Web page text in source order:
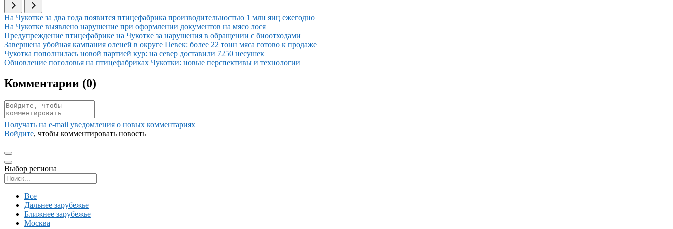
Иллюстрация новости
На Чукотке за два года появится птицефабрика производительностью 1 млн яиц ежегодно
Иллюстрация новости
На Чукотке выявлено нарушение при оформлении документов на мясо лося
Иллюстрация новости
Предупреждение птицефабрике на Чукотке за нарушения в обращении с биоотходами
Иллюстрация новости
Завершена убойная кампания оленей в округе Певек: более 22 тонн мяса готово к продаже
Иллюстрация новости
Чукотка пополнилась новой партией кур: на север доставили 7250 несушек
Иллюстрация новости
Обновление поголовья на птицефабриках Чукотки: новые перспективы и технологии
Комментарии (0)
Получать на e‑mail уведомления о новых комментариях
Войдите, чтобы комментировать новость
Выбор региона
Все
Дальнее зарубежье
Ближнее зарубежье
Москва